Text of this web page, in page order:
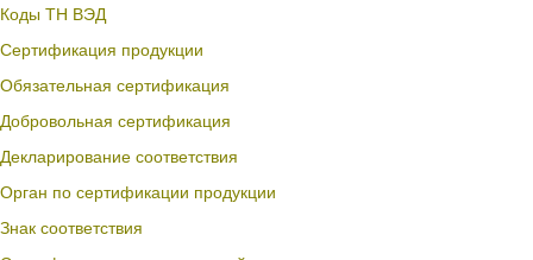
Коды ТН ВЭД
Сертификация продукции
Обязательная сертификация
Добровольная сертификация
Декларирование соответствия
Орган по сертификации продукции
Знак соответствия